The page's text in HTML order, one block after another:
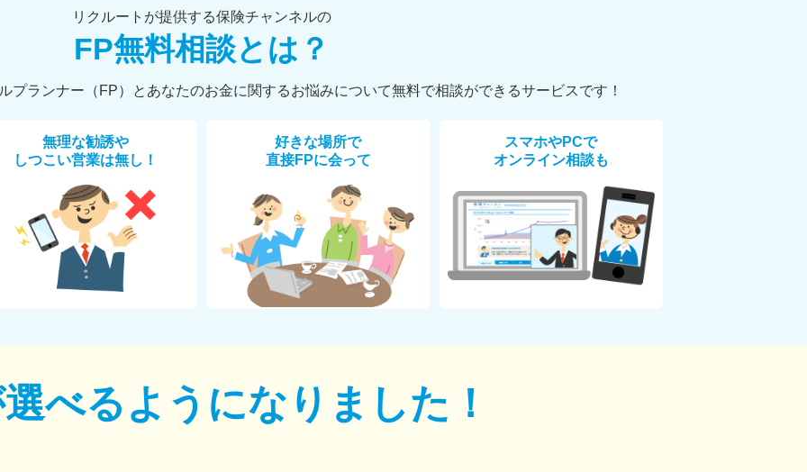
リクルートが提供する保険チャンネルの
FP無料相談とは？
プランナー（FP）とあなたのお金に関するお悩みについて無料で相談ができるサービスです！
無理な勧誘や
しつこい営業は無し！
好きな場所で
直接FPに会って
スマホやPCで
オンライン相談も
べるようになりました！